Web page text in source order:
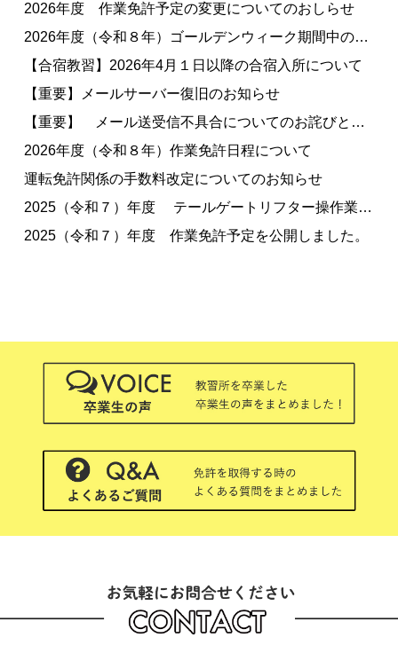
2026年度 作業免許予定の変更についてのおしらせ
2026年度（令和８年）ゴールデンウィーク期間中の営業について
【合宿教習】2026年4月１日以降の合宿入所について
【重要】メールサーバー復旧のお知らせ
【重要】 メール送受信不具合についてのお詫びとお知らせ
2026年度（令和８年）作業免許日程について
運転免許関係の手数料改定についてのお知らせ
2025（令和７）年度 テールゲートリフター操作業務特別教育について
2025（令和７）年度 作業免許予定を公開しました。